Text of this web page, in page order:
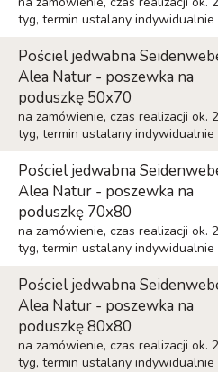
tyg, termin ustalany indywidualnie
Pościel jedwabna
Alea Natur - poszewka na
poduszkę 50x70
na zamówienie, czas realizacji ok.
tyg, termin ustalany indywidualnie
Pościel jedwabna
Alea Natur - poszewka na
poduszkę 70x80
na zamówienie, czas realizacji ok.
tyg, termin ustalany indywidualnie
Pościel jedwabna
Alea Natur - poszewka na
poduszkę 80x80
na zamówienie, czas realizacji ok.
tyg, termin ustalany indywidualnie